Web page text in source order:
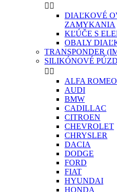
 
DIAĽKOVÉ
ZAMYKANIA
KĽÚČE S
OBALY
TRANSPONDER
SILIKÓNOVÉ
 
ALFA ROMEO
AUDI
BMW
CADILLAC
CITROEN
CHEVROLET
CHRYSLER
DACIA
DODGE
FORD
FIAT
HYUNDAI
HONDA